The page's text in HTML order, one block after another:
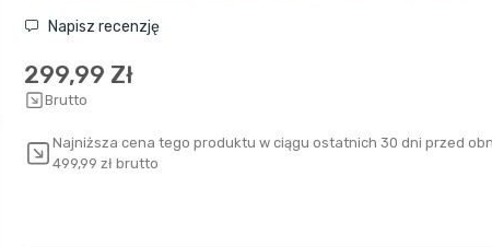
Napisz recenzję
299,99 Zł
Brutto
Najniższa cena tego produktu w ciągu ostatnich 30 dni przed
499,99 zł brutto